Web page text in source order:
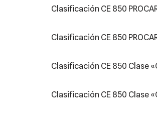
Clasificación CE 850
Clasificación CE 850
Clasificación CE 850 Clase
Clasificación CE 850 Clase